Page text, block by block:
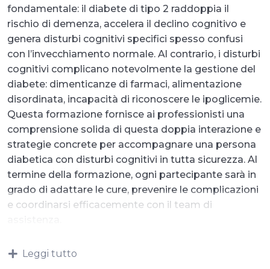
fondamentale: il diabete di tipo 2 raddoppia il
rischio di demenza, accelera il declino cognitivo e
genera disturbi cognitivi specifici spesso confusi
con l’invecchiamento normale. Al contrario, i disturbi
cognitivi complicano notevolmente la gestione del
diabete: dimenticanze di farmaci, alimentazione
disordinata, incapacità di riconoscere le ipoglicemie.
Questa formazione fornisce ai professionisti una
comprensione solida di questa doppia interazione e
strategie concrete per accompagnare una persona
diabetica con disturbi cognitivi in tutta sicurezza. Al
termine della formazione, ogni partecipante sarà in
grado di adattare le cure, prevenire le complicazioni
e coordinarsi efficacemente con il team di
Leggi tutto